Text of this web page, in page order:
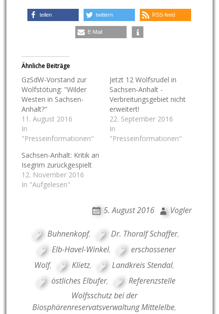
teilen twittern RSS-feed
E-Mail
Ähnliche Beiträge
GzSdW-Vorstand zur
Wolfstötung: "Wilder
Westen in Sachsen-
Anhalt?"
11. August 2016
In
"Presseinformationen"
Jetzt 12 Wolfsrudel in
Sachsen-Anhalt -
Verbreitungsgebiet nicht
erweitert!
22. September 2016
In
"Presseinformationen"
Sachsen-Anhalt: Kritik an
Isegrim zurückgespielt
12. November 2016
In "Aufgelesen"
5. August 2016 Vogler
Buhnenkopf, Dr. Thoralf Schaffer,
Elb-Havel-Winkel,
erschossener
Wolf, Klietz, Landkreis Stendal,
östliches Elbufer,
Referenzstelle
Wolfsschutz bei der
Biosphärenreservatsverwaltung Mittelelbe,